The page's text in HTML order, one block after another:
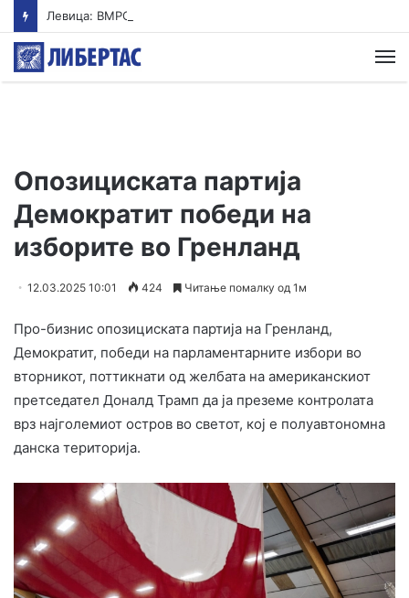
Опозициската партија
Демократит победи на
изборите во Гренланд
12.03.2025 10:01 424 Читање помалку од 1м
Про-бизнис опозициската партија на Гренланд,
Демократит, победи на парламентарните избори во
вторникот, поттикнати од желбата на американскиот
претседател Доналд Трамп да ја преземе контролата
врз најголемиот остров во светот, кој е полуавтономна
данска територија.